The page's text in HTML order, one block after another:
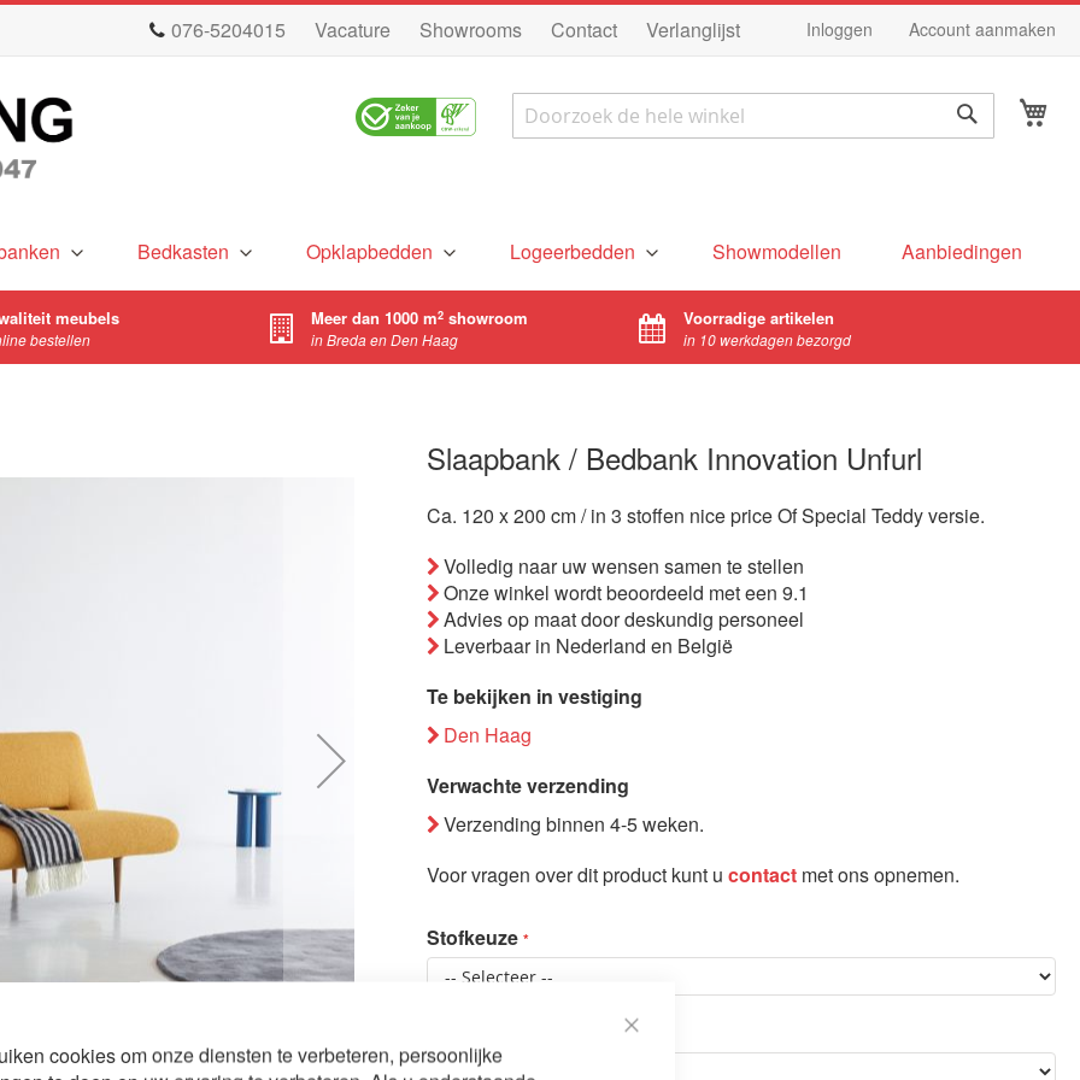
cookies om onze diensten te verbeteren, persoonlijke
Ga
076-5204015 Vacature Showrooms Contact Verlanglijst Inloggen Account aanmaken
Zoek
Zoek
Bedkasten Opklapbedden Logeerbedden Showmodellen Aanbiedingen
meubels
bestellen
Meer dan 1000 m2 showroom
in Breda en Den Haag
Voorradige artikelen
in 10 werkdagen bezorgd
Unfurl Slaapbank / Bedbank Innovation Unfurl
Slaapbank / Bedbank Innovation Unfurl
Ca. 120 x 200 cm / in 3 stoffen nice price Of Special Teddy versie.
Volledig naar uw wensen samen te stellen
Onze winkel wordt beoordeeld met een 9.1
Advies op maat door deskundig personeel
Leverbaar in Nederland en België
Te bekijken in vestiging
Den Haag
Verwachte verzending
Verzending binnen 4-5 weken.
Voor vragen over dit product kunt ucontact met ons opnemen.
Stofkeuze
Bezorging en montage